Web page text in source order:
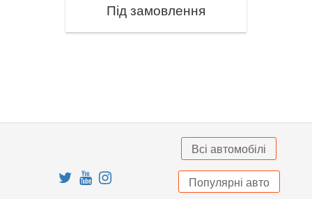
X5M III F85
Під замовлення
Всі автомобілі
Популярні авто